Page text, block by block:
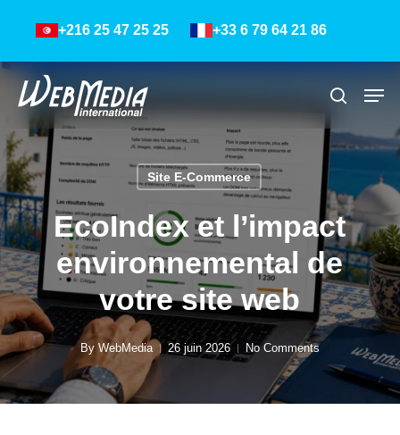
content
+216 25 47 25 25 +33 6 79 64 21 86
Site E-Commerce
EcoIndex et l’impact
environnemental de
votre site web
By WebMedia 26 juin 2026 No Comments